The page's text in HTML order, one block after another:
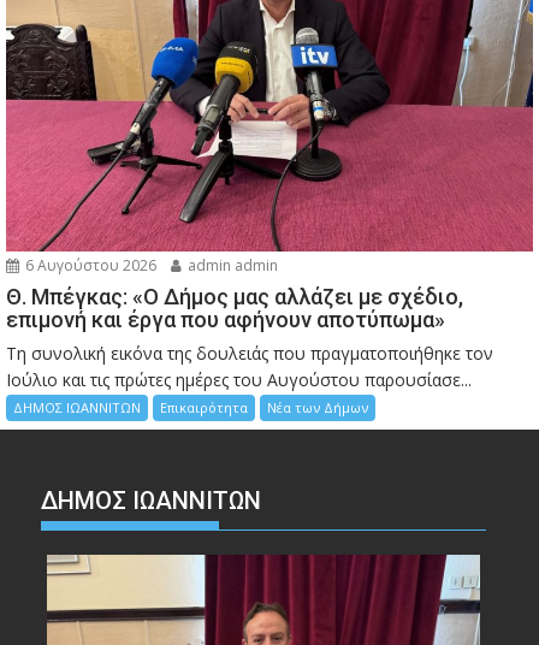
6 Αυγούστου 2026 admin admin
Θ. Μπέγκας: «Ο Δήμος μας αλλάζει με σχέδιο,
επιμονή και έργα που αφήνουν αποτύπωμα»
Τη συνολική εικόνα της δουλειάς που πραγματοποιήθηκε τον
Ιούλιο και τις πρώτες ημέρες του Αυγούστου παρουσίασε...
ΔΗΜΟΣ ΙΩΑΝΝΙΤΩΝ Επικαιρότητα Νέα των Δήμων
ΔΗΜΟΣ ΙΩΑΝΝΙΤΩΝ